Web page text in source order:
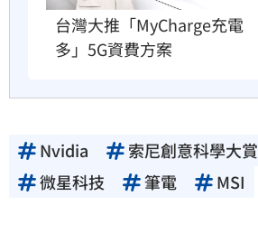
台灣大推「MyCharge充電
多」5G資費方案
Nvidia 索尼創意科學大賞
微星科技
筆電 MSI